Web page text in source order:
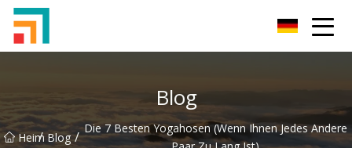
Blog
Heim
/ Blog / Die 7 Besten Yogahosen (wenn Ihnen Jedes Andere